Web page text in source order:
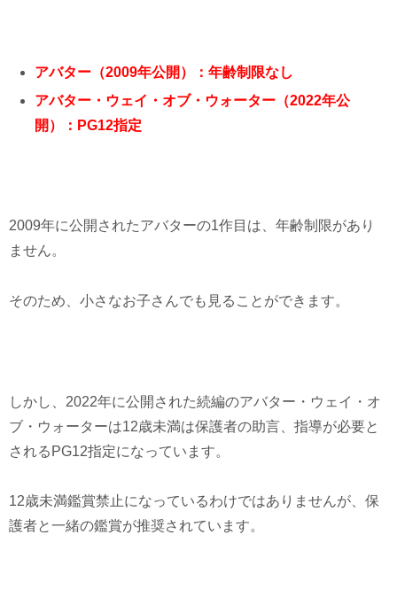
アバター（2009年公開）：年齢制限なし
アバター・ウェイ・オブ・ウォーター（2022年公
開）：PG12指定
2009年に公開されたアバターの1作目は、年齢制限があり
ません。
そのため、小さなお子さんでも見ることができます。
しかし、 2022年に公開された続編のアバター・ウェイ・オ
ブ・ウォーターは12歳未満は保護者の助言、指導が必要と
される PG12指定になっています。
12歳未満鑑賞禁止になっているわけではありませんが、保
護者と一緒の鑑賞が推奨されています。